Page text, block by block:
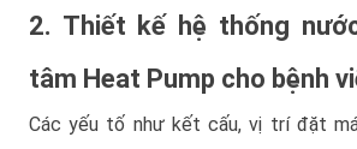
2. Thiết kế hệ thống
tâm Heat Pump cho bệnh
Các yếu tố như kết cấu, vị trí đặt